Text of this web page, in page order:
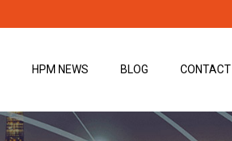
HPM NEWS BLOG CONTACT